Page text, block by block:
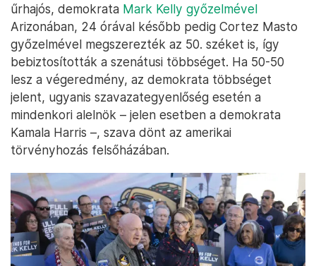
űrhajós, demokrata Mark Kelly győzelmével
Arizonában, 24 órával később pedig Cortez Masto
győzelmével megszerezték az 50. széket is, így
bebiztosították a szenátusi többséget. Ha 50-50
lesz a végeredmény, az demokrata többséget
jelent, ugyanis szavazategyenlőség esetén a
mindenkori alelnök – jelen esetben a demokrata
Kamala Harris –, szava dönt az amerikai
törvényhozás felsőházában.